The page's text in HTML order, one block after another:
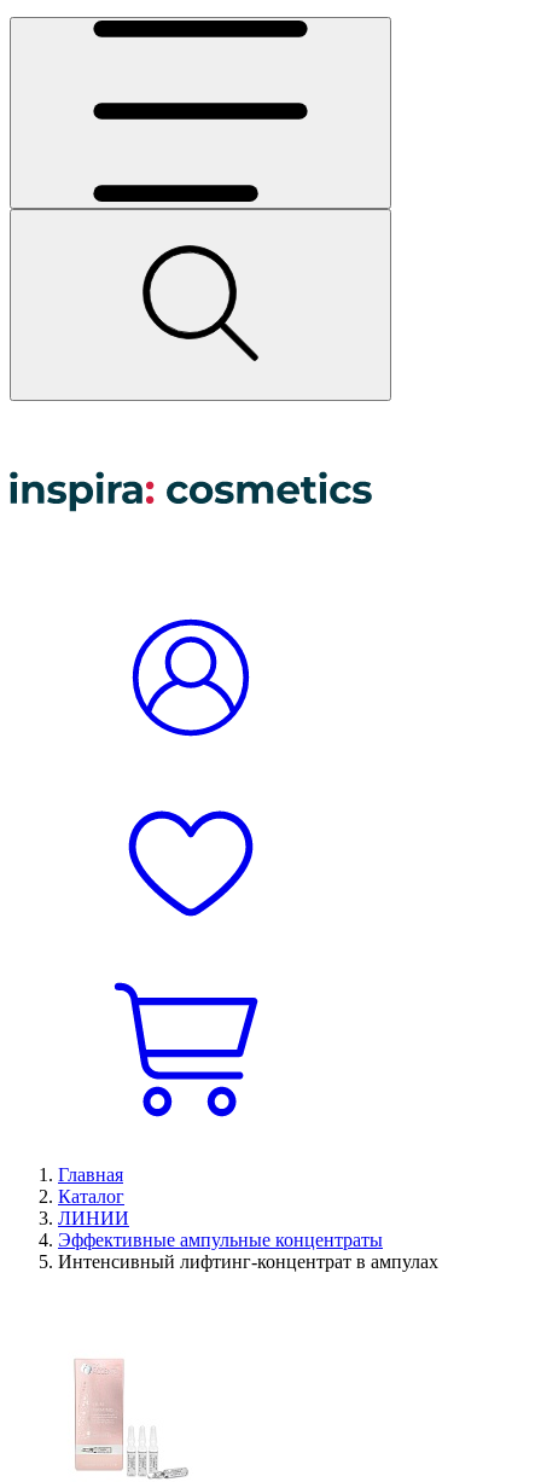
Главная
Каталог
ЛИНИИ
Эффективные ампульные концентраты
Интенсивный лифтинг-концентрат в ампулах